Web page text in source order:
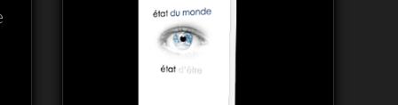
nom de… la terre
plate